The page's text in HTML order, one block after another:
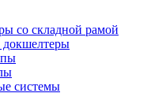
со складной рамой
системы